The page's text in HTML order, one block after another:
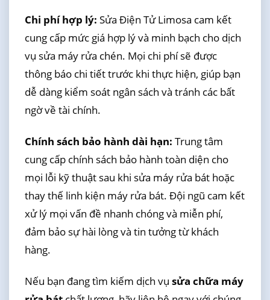
Chi phí hợp lý: Sửa Điện Tử Limosa cam kết
cung cấp mức giá hợp lý và minh bạch cho dịch
vụ sửa máy rửa chén. Mọi chi phí sẽ được
thông báo chi tiết trước khi thực hiện, giúp bạn
dễ dàng kiểm soát ngân sách và tránh các bất
ngờ về tài chính.
Chính sách bảo hành dài hạn: Trung tâm
cung cấp chính sách bảo hành toàn diện cho
mọi lỗi kỹ thuật sau khi sửa máy rửa bát hoặc
thay thế linh kiện máy rửa bát. Đội ngũ cam kết
xử lý mọi vấn đề nhanh chóng và miễn phí,
đảm bảo sự hài lòng và tin tưởng từ khách
hàng.
Nếu bạn đang tìm kiếm dịch vụ sửa chữa máy